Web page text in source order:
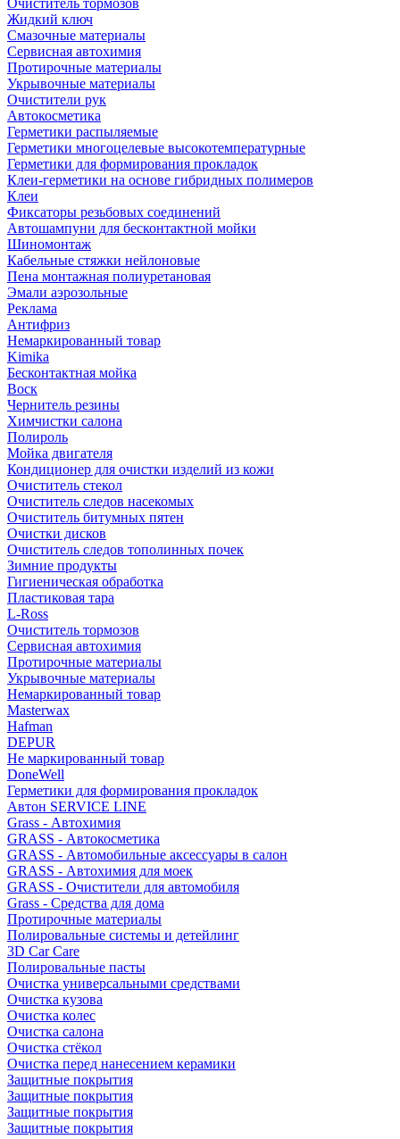
Очиститель тормозов
Жидкий ключ
Смазочные материалы
Сервисная автохимия
Протирочные материалы
Укрывочные материалы
Очистители рук
Автокосметика
Герметики распыляемые
Герметики многоцелевые высокотемпературные
Герметики для формирования прокладок
Клеи-герметики на основе гибридных полимеров
Клеи
Фиксаторы резьбовых соединений
Автошампуни для бесконтактной мойки
Шиномонтаж
Кабельные стяжки нейлоновые
Пена монтажная полиуретановая
Эмали аэрозольные
Реклама
Антифриз
Немаркированный товар
Kimika
Бесконтактная мойка
Воск
Чернитель резины
Химчистки салона
Полироль
Мойка двигателя
Кондиционер для очистки изделий из кожи
Очиститель стекол
Очиститель следов насекомых
Очиститель битумных пятен
Очистки дисков
Очиститель следов тополинных почек
Зимние продукты
Гигиеническая обработка
Пластиковая тара
L-Ross
Очиститель тормозов
Сервисная автохимия
Протирочные материалы
Укрывочные материалы
Немаркированный товар
Masterwax
Hafman
DEPUR
Не маркированный товар
DoneWell
Герметики для формирования прокладок
Автон SERVICE LINE
Grass - Автохимия
GRASS - Автокосметика
GRASS - Автомобильные аксессуары в салон
GRASS - Автохимия для моек
GRASS - Очистители для автомобиля
Grass - Средства для дома
Протирочные материалы
Полировальные системы и детейлинг
3D Car Care
Полировальные пасты
Очистка универсальными средствами
Очистка кузова
Очистка колес
Очистка салона
Очистка стёкол
Очистка перед нанесением керамики
Защитные покрытия
Защитные покрытия
Защитные покрытия
Защитные покрытия